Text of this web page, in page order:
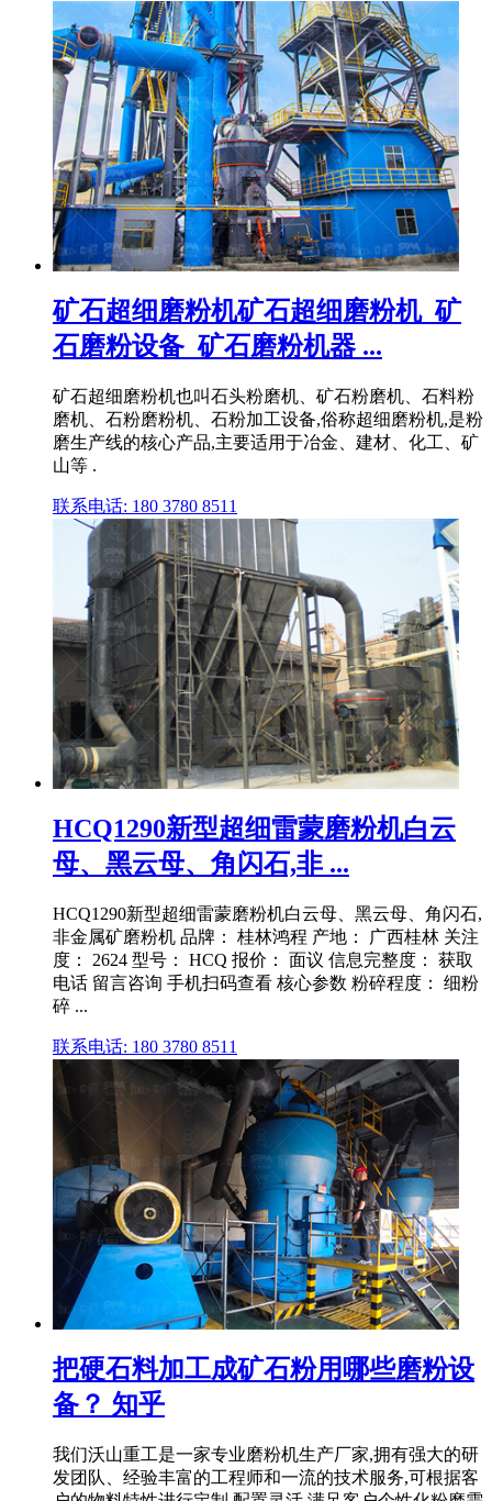
矿石超细磨粉机矿石超细磨粉机_矿
石磨粉设备_矿石磨粉机器 ...
矿石超细磨粉机也叫石头粉磨机、矿石粉磨机、石料粉
磨机、石粉磨粉机、石粉加工设备,俗称超细磨粉机,是粉
磨生产线的核心产品,主要适用于冶金、建材、化工、矿
山等 .
联系电话: 180 3780 8511
HCQ1290新型超细雷蒙磨粉机白云
母、黑云母、角闪石,非 ...
HCQ1290新型超细雷蒙磨粉机白云母、黑云母、角闪石,
非金属矿磨粉机 品牌： 桂林鸿程 产地： 广西桂林 关注
度： 2624 型号： HCQ 报价： 面议 信息完整度： 获取
电话 留言咨询 手机扫码查看 核心参数 粉碎程度： 细粉
碎 ...
联系电话: 180 3780 8511
把硬石料加工成矿石粉用哪些磨粉设
备？ 知乎
我们沃山重工是一家专业磨粉机生产厂家,拥有强大的研
发团队、经验丰富的工程师和一流的技术服务,可根据客